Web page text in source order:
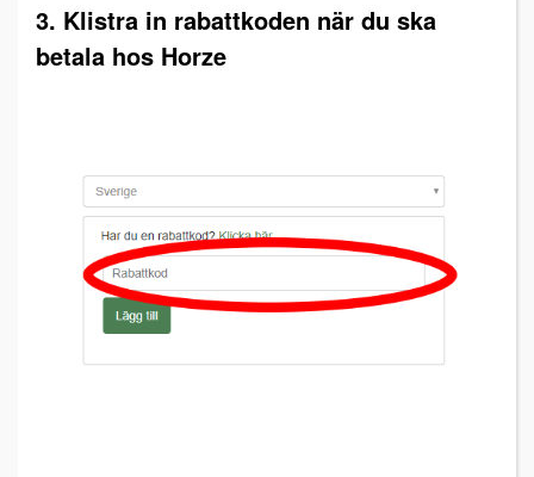
3. Klistra in rabattkoden när du ska
betala hos Horze